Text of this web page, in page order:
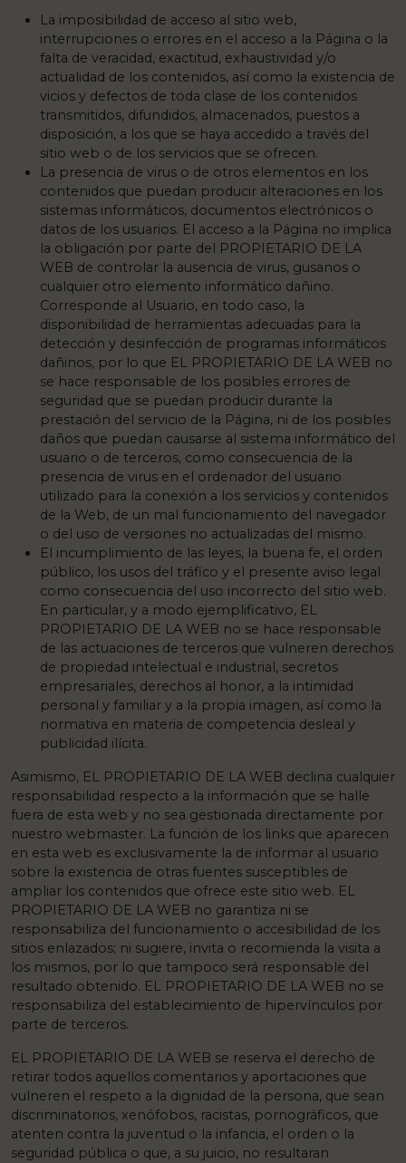
La imposibilidad de acceso al sitio web,
interrupciones o errores en el acceso a la Página o la
falta de veracidad, exactitud, exhaustividad y/o
actualidad de los contenidos, así como la existencia de
vicios y defectos de toda clase de los contenidos
transmitidos, difundidos, almacenados, puestos a
disposición, a los que se haya accedido a través del
sitio web o de los servicios que se ofrecen.
La presencia de virus o de otros elementos en los
contenidos que puedan producir alteraciones en los
sistemas informáticos, documentos electrónicos o
datos de los usuarios. El acceso a la Página no implica
la obligación por parte del PROPIETARIO DE LA
WEB de controlar la ausencia de virus, gusanos o
cualquier otro elemento informático dañino.
Corresponde al Usuario, en todo caso, la
disponibilidad de herramientas adecuadas para la
detección y desinfección de programas informáticos
dañinos, por lo que EL PROPIETARIO DE LA WEB no
se hace responsable de los posibles errores de
seguridad que se puedan producir durante la
prestación del servicio de la Página, ni de los posibles
daños que puedan causarse al sistema informático del
usuario o de terceros, como consecuencia de la
presencia de virus en el ordenador del usuario
utilizado para la conexión a los servicios y contenidos
de la Web, de un mal funcionamiento del navegador
o del uso de versiones no actualizadas del mismo.
El incumplimiento de las leyes, la buena fe, el orden
público, los usos del tráfico y el presente aviso legal
como consecuencia del uso incorrecto del sitio web.
En particular, y a modo ejemplificativo, EL
PROPIETARIO DE LA WEB no se hace responsable
de las actuaciones de terceros que vulneren derechos
de propiedad intelectual e industrial, secretos
empresariales, derechos al honor, a la intimidad
personal y familiar y a la propia imagen, así como la
normativa en materia de competencia desleal y
publicidad ilícita.
Asimismo, EL PROPIETARIO DE LA WEB declina cualquier
responsabilidad respecto a la información que se halle
fuera de esta web y no sea gestionada directamente por
nuestro webmaster. La función de los links que aparecen
en esta web es exclusivamente la de informar al usuario
sobre la existencia de otras fuentes susceptibles de
ampliar los contenidos que ofrece este sitio web. EL
PROPIETARIO DE LA WEB no garantiza ni se
responsabiliza del funcionamiento o accesibilidad de los
sitios enlazados; ni sugiere, invita o recomienda la visita a
los mismos, por lo que tampoco será responsable del
resultado obtenido. EL PROPIETARIO DE LA WEB no se
responsabiliza del establecimiento de hipervínculos por
parte de terceros.
EL PROPIETARIO DE LA WEB se reserva el derecho de
retirar todos aquellos comentarios y aportaciones que
vulneren el respeto a la dignidad de la persona, que sean
discriminatorios, xenófobos, racistas, pornográficos, que
atenten contra la juventud o la infancia, el orden o la
seguridad pública o que, a su juicio, no resultaran